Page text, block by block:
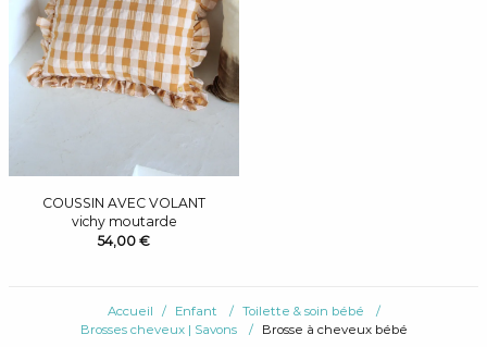
COUSSIN AVEC VOLANT
vichy moutarde
54,00 €
Accueil Enfant
Toilette & soin bébé
Brosses cheveux | Savons
Brosse à cheveux bébé